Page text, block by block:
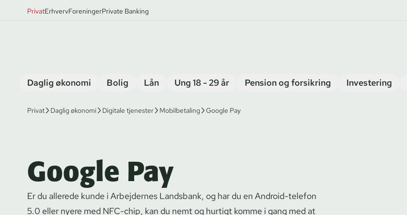
PrivatErhvervForeningerPrivate Banking
Daglig økonomi Bolig Lån Ung 18 - 29 år Pension og forsikring Investering
Privat Daglig økonomi Digitale tjenester Mobilbetaling Google Pay
Google Pay
Er du allerede kunde i Arbejdernes Landsbank, og har du en Android-telefon
5.0 eller nyere med NFC-chip, kan du nemt og hurtigt komme i gang med at